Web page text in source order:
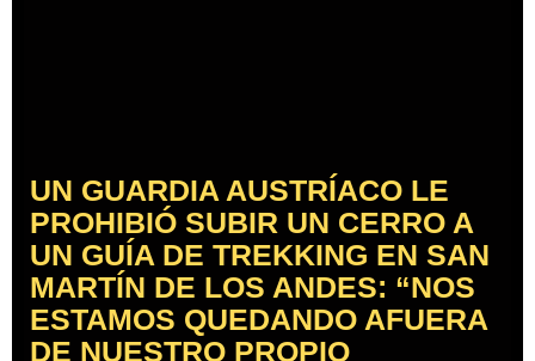
UN GUARDIA AUSTRÍACO LE
PROHIBIÓ SUBIR UN CERRO A
UN GUÍA DE TREKKING EN SAN
MARTÍN DE LOS ANDES: “NOS
ESTAMOS QUEDANDO AFUERA
DE NUESTRO PROPIO